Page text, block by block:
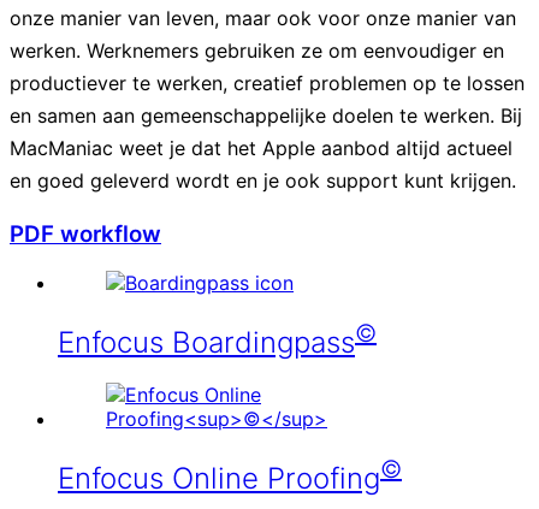
onze manier van leven, maar ook voor onze manier van
werken. Werknemers gebruiken ze om eenvoudiger en
productiever te werken, creatief problemen op te lossen
en samen aan gemeenschappelijke doelen te werken. Bij
MacManiac weet je dat het Apple aanbod altijd actueel
en goed geleverd wordt en je ook support kunt krijgen.
PDF workflow
Enfocus Boardingpass©
Enfocus Online Proofing©